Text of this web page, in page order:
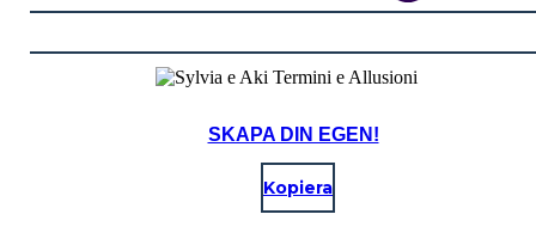
SKAPA DIN EGEN!
Kopiera